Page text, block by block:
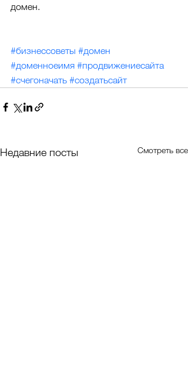
домен.
#бизнессоветы #домен
#доменноеимя #продвижениесайта
#счегоначать #создатьсайт
Недавние посты Смотреть все